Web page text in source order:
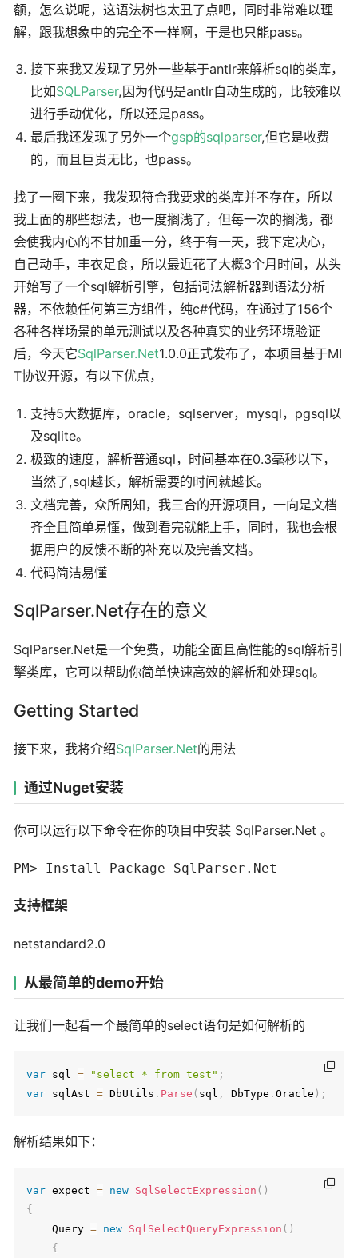
额，怎么说呢，这语法树也太丑了点吧，同时非常难以理
解，跟我想象中的完全不一样啊，于是也只能pass。
接下来我又发现了另外一些基于antlr来解析sql的类库，
比如SQLParser,因为代码是antlr自动生成的，比较难以
进行手动优化，所以还是pass。
最后我还发现了另外一个gsp的sqlparser,但它是收费
的，而且巨贵无比，也pass。
找了一圈下来，我发现符合我要求的类库并不存在，所以
我上面的那些想法，也一度搁浅了，但每一次的搁浅，都
会使我内心的不甘加重一分，终于有一天，我下定决心，
自己动手，丰衣足食，所以最近花了大概3个月时间，从头
开始写了一个sql解析引擎，包括词法解析器到语法分析
器，不依赖任何第三方组件，纯c#代码，在通过了156个
各种各样场景的单元测试以及各种真实的业务环境验证
后，今天它SqlParser.Net1.0.0正式发布了，本项目基于MI
T协议开源，有以下优点，
支持5大数据库，oracle，sqlserver，mysql，pgsql以
及sqlite。
极致的速度，解析普通sql，时间基本在0.3毫秒以下，
当然了,sql越长，解析需要的时间就越长。
文档完善，众所周知，我三合的开源项目，一向是文档
齐全且简单易懂，做到看完就能上手，同时，我也会根
据用户的反馈不断的补充以及完善文档。
代码简洁易懂
SqlParser.Net存在的意义
SqlParser.Net是一个免费，功能全面且高性能的sql解析引
擎类库，它可以帮助你简单快速高效的解析和处理sql。
Getting Started
接下来，我将介绍SqlParser.Net的用法
通过Nuget安装
你可以运行以下命令在你的项目中安装 SqlParser.Net 。
PM> Install-Package SqlParser.Net
支持框架
netstandard2.0
从最简单的demo开始
让我们一起看一个最简单的select语句是如何解析的
var sql = "select * from test" ;
var sqlAst = DbUtils . Parse ( sql , DbType .Oracle ) ;
解析结果如下：
var expect = new SqlSelectExpression ( )
{
    Query
= new SqlSelectQueryExpression ( )
{